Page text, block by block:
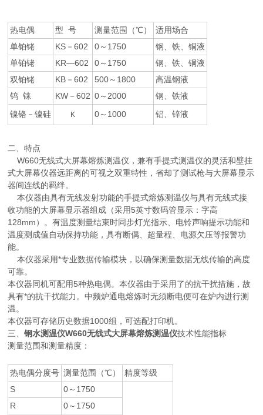
热电偶 型 号 测量范围（℃）
适用场合
单铂铑
KS－602 0～1750
钢、铁、铜液
单铂铑
KR—602 0～1750
钢、铁、铜液
双铂铑
KB－602 500～1800
高温钢液
钨 铼
KW－602 0～2000
钢、铁液
镍铬－镍硅
K 0～1000 铝、锌液
二、特点
W660无线式大屏幕熔炼测温仪，兼有手提式测温仪的灵活和壁挂
式大屏幕仪器远距离的可视之双重特性，省却了测试枪与大屏幕显示
器间连线的羁绊。
本仪器由具有无线发射功能的手提式熔炼测温仪与具有无线式接
收功能的大屏幕显示器组成（采用5英寸数码管显示：字高
128mm）。有温度测量结束时同步灯光指示、电铃声响提示功能和
温度测成值自动保持功能，具有断偶、超量程、电源欠压等报警功
能。
本仪器采用*专业数据传输模块，以确保测量数据无线传输的高度
可靠。
本仪器同机可配用5种热电偶。本仪器由于采用了的抗干扰措施，故
具有*的抗干扰能力。中频炉通电熔炼时无须断电便可在炉内进行测
温。
本仪器可存储历史数据1000组，可选配打印机。
三、钢水测温仪W660无线式大屏幕熔炼测温仪技术性能指标
测量范围和测量精度：
热电偶分度号 测量范围（℃）
精度等级
S
0～1750
R
0～1750